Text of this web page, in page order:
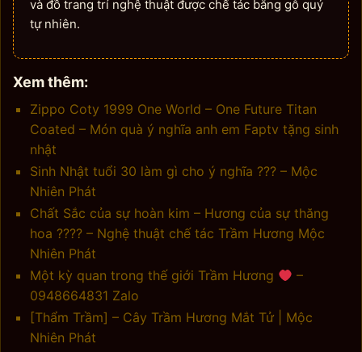
và đồ trang trí nghệ thuật được chế tác bằng gỗ quý
tự nhiên.
Xem thêm:
Zippo Coty 1999 One World – One Future Titan
Coated – Món quà ý nghĩa anh em Faptv tặng sinh
nhật
Sinh Nhật tuổi 30 làm gì cho ý nghĩa ??? – Mộc
Nhiên Phát
Chất Sắc của sự hoàn kim – Hương của sự thăng
hoa ???? – Nghệ thuật chế tác Trầm Hương Mộc
Nhiên Phát
Một kỳ quan trong thế giới Trầm Hương
–
0948664831 Zalo
[Thẩm Trầm] – Cây Trầm Hương Mắt Tử | Mộc
Nhiên Phát